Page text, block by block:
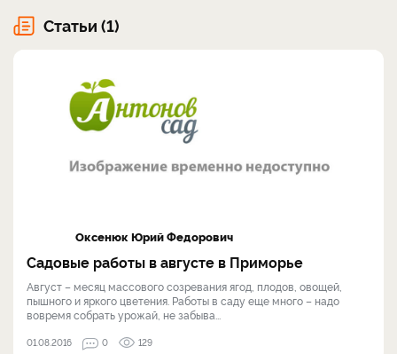
Статьи (1)
Оксенюк Юрий Федорович
Садовые работы в августе в Приморье
Август – месяц массового созревания ягод, плодов, овощей,
пышного и яркого цветения. Работы в саду еще много – надо
вовремя собрать урожай, не забыва...
01.08.2016 0 129